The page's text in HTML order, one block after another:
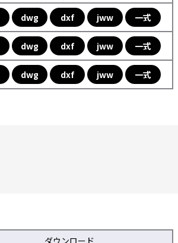
dwg dxf jww 一式
dwg dxf jww 一式
dwg dxf jww 一式
ダウンロード